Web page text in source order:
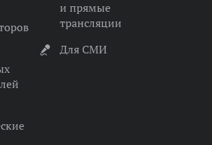
и прямые
трансляции
Для СМИ